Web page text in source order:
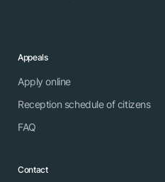
Appeals
Apply online
Reception schedule of citizens
FAQ
Contact